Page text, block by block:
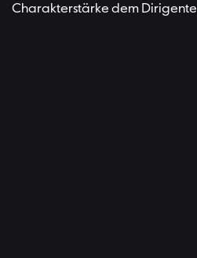
Charakterstärke dem